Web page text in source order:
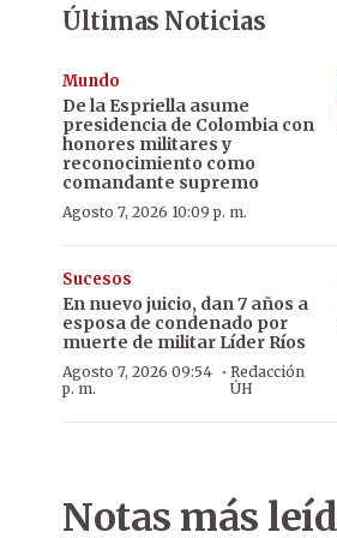
Últimas Noticias
Mundo
De la Espriella asume
presidencia de Colombia con
honores militares y
reconocimiento como
comandante supremo
Agosto 7, 2026 10:09 p. m.
Sucesos
En nuevo juicio, dan 7 años a
esposa de condenado por
muerte de militar Líder Ríos
Agosto 7, 2026 09:54
p. m.
· Redacción
ÚH
Notas más